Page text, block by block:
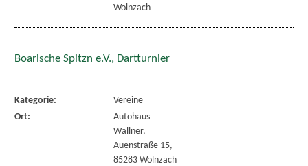
Wolnzach
Boarische Spitzn e.V., Dartturnier
Kategorie:
Vereine
Ort:
Autohaus
Wallner,
Auenstraße 15,
85283 Wolnzach